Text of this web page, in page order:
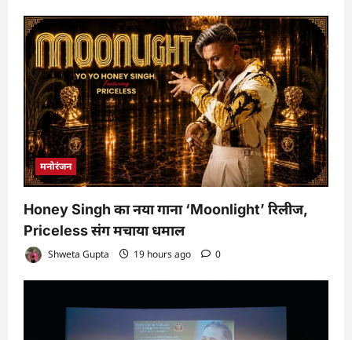
मनोरंजन
Honey Singh का नया गाना ‘Moonlight’ रिलीज,
Priceless संग मचाया धमाल
Shweta Gupta 19 hours ago 0